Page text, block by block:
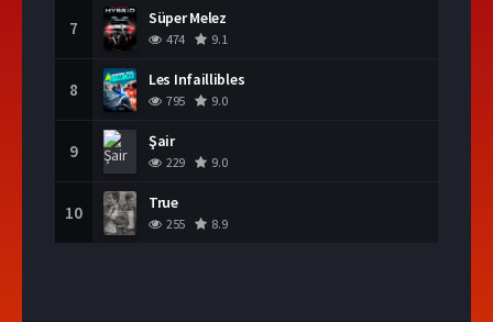
7 Süper Melez
474 9.1
8 Les Infaillibles
795 9.0
9 Şair
229 9.0
10 True
255 8.9